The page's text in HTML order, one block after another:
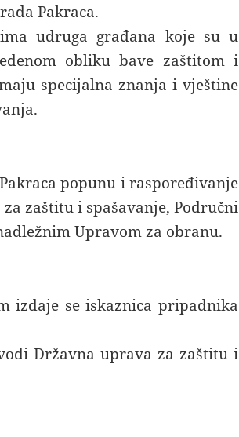
Pakraca.
udruga građana koje su u
obliku bave zaštitom i
specijalna znanja i vještine
popunu i raspoređivanje
zaštitu i spašavanje, Područni
Upravom za obranu.
izdaje se iskaznica pripadnika
Državna uprava za zaštitu i